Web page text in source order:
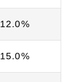
12.0%
15.0%